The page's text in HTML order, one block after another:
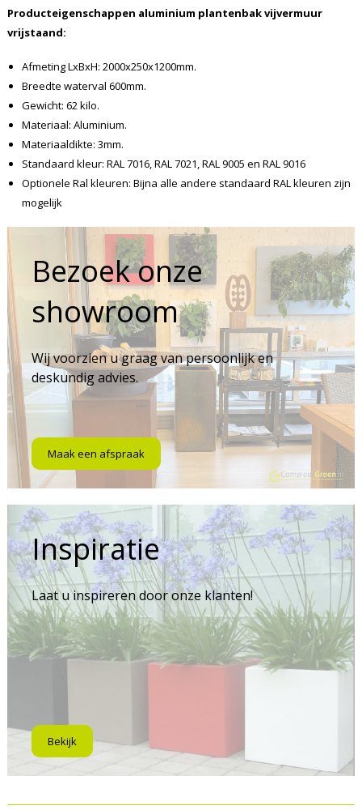
Producteigenschappen aluminium plantenbak vijvermuur
vrijstaand:
Afmeting LxBxH: 2000x250x1200mm.
Breedte waterval 600mm.
Gewicht: 62 kilo.
Materiaal: Aluminium.
Materiaaldikte: 3mm.
Standaard kleur: RAL 7016, RAL 7021, RAL 9005 en RAL 9016
Optionele Ral kleuren: Bijna alle andere standaard RAL kleuren zijn
mogelijk
Bezoek onze
showroom
Wij voorzien u graag van persoonlijk en
deskundig advies.
Maak een afspraak
Inspiratie
Laat u inspireren door onze klanten!
Bekijk